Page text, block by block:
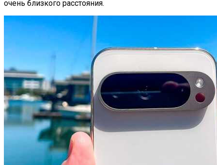
очень близкого расстояния.